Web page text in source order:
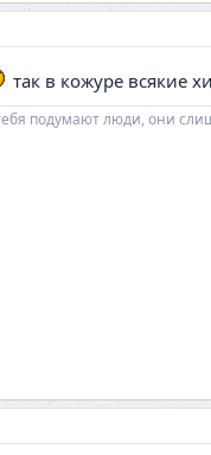
так в кожуре всякие
подумают люди, они